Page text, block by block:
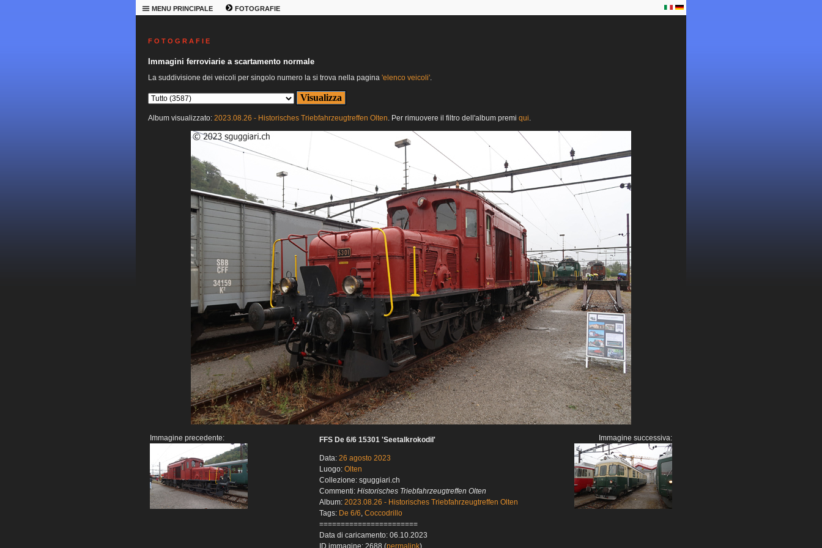
MENU PRINCIPALE FOTOGRAFIE
F O T O G R A F I E
Immagini ferroviarie a scartamento normale
La suddivisione dei veicoli per singolo numero la si trova nella pagina 'elenco veicoli'.
Album visualizzato: 2023.08.26 - Historisches Triebfahrzeugtreffen Olten. Per rimuovere il filtro dell'album premi qui.
Immagine precedente: FFS De 6/6 15301 'Seetalkrokodil'
Data: 26 agosto 2023
Luogo: Olten
Collezione: sguggiari.ch
Commenti: Historisches Triebfahrzeugtreffen Olten
Album: 2023.08.26 - Historisches Triebfahrzeugtreffen Olten
Tags: De 6/6, Coccodrillo
=======================
Data di caricamento: 06.10.2023
Immagine successiva: